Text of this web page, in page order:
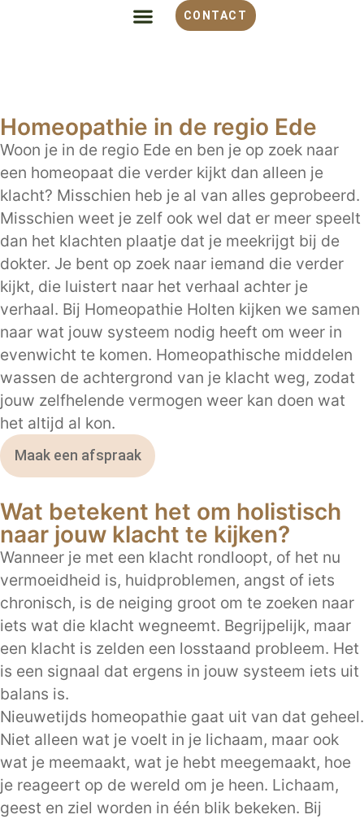
CONTACT
Homeopathie in de regio Ede
Woon je in de regio Ede en ben je op zoek naar
een homeopaat die verder kijkt dan alleen je
klacht? Misschien heb je al van alles geprobeerd.
Misschien weet je zelf ook wel dat er meer speelt
dan het klachten plaatje dat je meekrijgt bij de
dokter. Je bent op zoek naar iemand die verder
kijkt, die luistert naar het verhaal achter je
verhaal. Bij Homeopathie Holten kijken we samen
naar wat jouw systeem nodig heeft om weer in
evenwicht te komen. Homeopathische middelen
wassen de achtergrond van je klacht weg, zodat
jouw zelfhelende vermogen weer kan doen wat
het altijd al kon.
Maak een afspraak
Wat betekent het om holistisch
naar jouw klacht te kijken?
Wanneer je met een klacht rondloopt, of het nu
vermoeidheid is, huidproblemen, angst of iets
chronisch, is de neiging groot om te zoeken naar
iets wat die klacht wegneemt. Begrijpelijk, maar
een klacht is zelden een losstaand probleem. Het
is een signaal dat ergens in jouw systeem iets uit
balans is.
Nieuwetijds homeopathie gaat uit van dat geheel.
Niet alleen wat je voelt in je lichaam, maar ook
wat je meemaakt, wat je hebt meegemaakt, hoe
je reageert op de wereld om je heen. Lichaam,
geest en ziel worden in één blik bekeken. Bij